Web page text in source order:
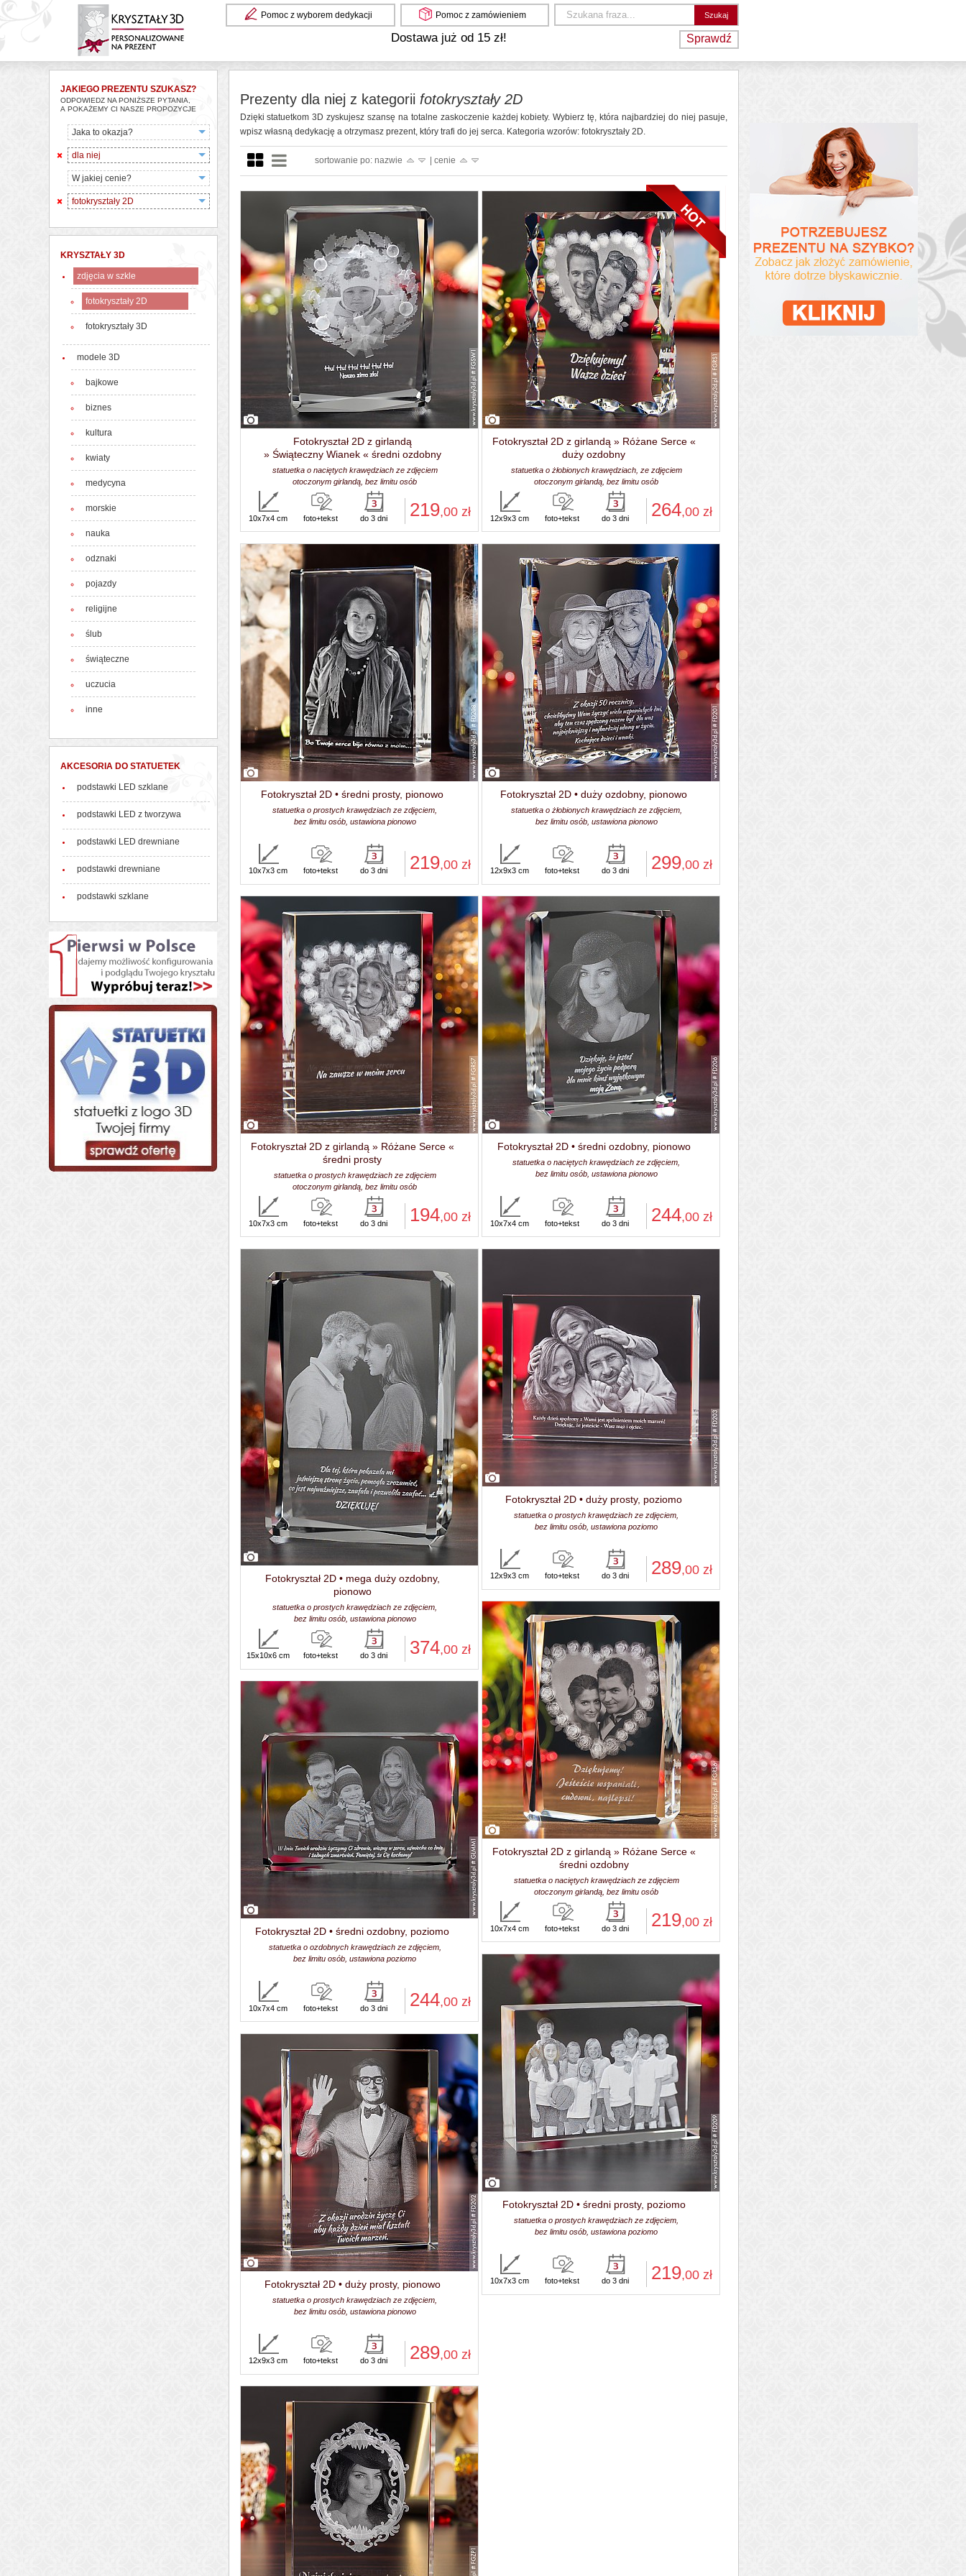
Pomoc z wyborem dedykacji Pomoc z zamówieniem
Dostawa już od 15 zł! Sprawdź
JAKIEGO PREZENTU SZUKASZ?
ODPOWIEDZ NA PONIŻSZE PYTANIA,
A POKAŻEMY CI NASZE PROPOZYCJE
Jaka to okazja?
dla niej
W jakiej cenie?
fotokryształy 2D
KRYSZTAŁY 3D
zdjęcia w szkle
fotokryształy 2D
fotokryształy 3D
modele 3D
bajkowe
biznes
kultura
kwiaty
medycyna
morskie
nauka
odznaki
pojazdy
religijne
ślub
świąteczne
uczucia
inne
AKCESORIA DO STATUETEK
podstawki LED szklane
podstawki LED z tworzywa
podstawki LED drewniane
podstawki drewniane
podstawki szklane
Prezenty dla niej z kategorii fotokryształy 2D
Dzięki statuetkom 3D zyskujesz szansę na totalne zaskoczenie każdej kobiety. Wybierz tę, która najbardziej do niej pasuje,
wpisz własną dedykację a otrzymasz prezent, który trafi do jej serca. Kategoria wzorów: fotokryształy 2D.
sortowanie po: nazwie | cenie
Fotokryształ 2D z girlandą
» Świąteczny Wianek « średni ozdobny
statuetka o naciętych krawędziach ze zdjęciem
otoczonym girlandą, bez limitu osób
219,00zł
10x7x4 cm foto+tekst do 3 dni
Fotokryształ 2D z girlandą » Różane Serce «
duży ozdobny
statuetka o żłobionych krawędziach, ze zdjęciem
otoczonym girlandą, bez limitu osób
264,00zł
12x9x3 cm foto+tekst do 3 dni
Fotokryształ 2D • średni prosty, pionowo
statuetka o prostych krawędziach ze zdjęciem,
bez limitu osób, ustawiona pionowo
219,00zł
10x7x3 cm foto+tekst do 3 dni
Fotokryształ 2D • duży ozdobny, pionowo
statuetka o żłobionych krawędziach ze zdjęciem,
bez limitu osób, ustawiona pionowo
299,00zł
12x9x3 cm foto+tekst do 3 dni
Fotokryształ 2D z girlandą » Różane Serce «
średni prosty
statuetka o prostych krawędziach ze zdjęciem
otoczonym girlandą, bez limitu osób
194,00zł
10x7x3 cm foto+tekst do 3 dni
Fotokryształ 2D • średni ozdobny, pionowo
statuetka o naciętych krawędziach ze zdjęciem,
bez limitu osób, ustawiona pionowo
244,00zł
10x7x4 cm foto+tekst do 3 dni
Fotokryształ 2D • mega duży ozdobny,
pionowo
statuetka o prostych krawędziach ze zdjęciem,
bez limitu osób, ustawiona pionowo
374,00zł
15x10x6 cm foto+tekst do 3 dni
Fotokryształ 2D • duży prosty, poziomo
statuetka o prostych krawędziach ze zdjęciem,
bez limitu osób, ustawiona poziomo
289,00zł
12x9x3 cm foto+tekst do 3 dni
Fotokryształ 2D • średni ozdobny, poziomo
statuetka o ozdobnych krawędziach ze zdjęciem,
bez limitu osób, ustawiona poziomo
244,00zł
10x7x4 cm foto+tekst do 3 dni
Fotokryształ 2D z girlandą » Różane Serce «
średni ozdobny
statuetka o naciętych krawędziach ze zdjęciem
otoczonym girlandą, bez limitu osób
219,00zł
10x7x4 cm foto+tekst do 3 dni
Fotokryształ 2D • duży prosty, pionowo
statuetka o prostych krawędziach ze zdjęciem,
bez limitu osób, ustawiona pionowo
289,00zł
12x9x3 cm foto+tekst do 3 dni
Fotokryształ 2D • średni prosty, poziomo
statuetka o prostych krawędziach ze zdjęciem,
bez limitu osób, ustawiona poziomo
219,00zł
10x7x3 cm foto+tekst do 3 dni